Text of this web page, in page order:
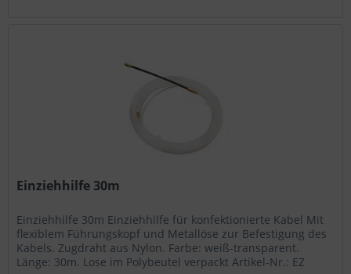
Einziehhilfe 30m
Einziehhilfe 30m Einziehhilfe für konfektionierte Kabel Mit
flexiblem Führungskopf und Metallöse zur Befestigung des
Kabels. Zugdraht aus Nylon. Farbe: weiß-transparent.
Länge: 30m. Lose im Polybeutel verpackt Artikel-Nr.: EZ